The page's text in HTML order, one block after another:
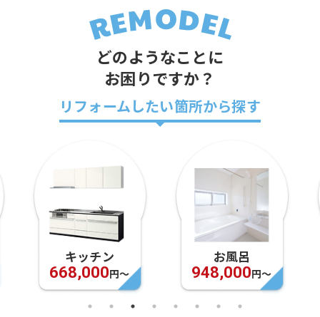
どのようなことに
お困りですか？
リフォームしたい箇所から探す
キッチン
668,000円〜
お風呂
948,000円〜